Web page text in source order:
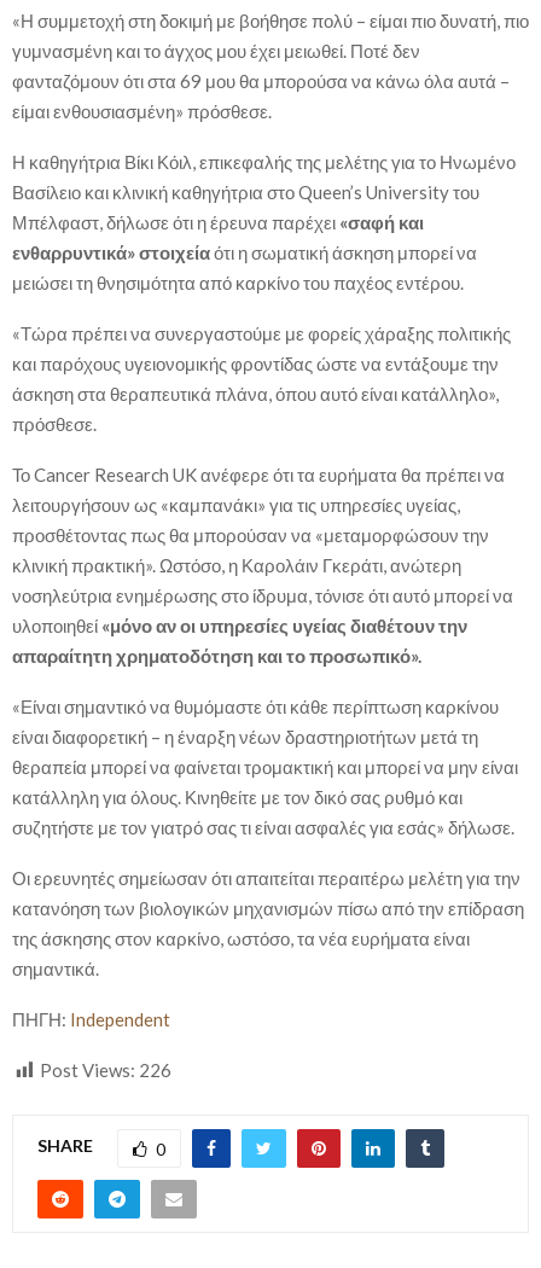
«Η συμμετοχή στη δοκιμή με βοήθησε πολύ – είμαι πιο δυνατή, πιο
γυμνασμένη και το άγχος μου έχει μειωθεί. Ποτέ δεν
φανταζόμουν ότι στα 69 μου θα μπορούσα να κάνω όλα αυτά –
είμαι ενθουσιασμένη» πρόσθεσε.
Η καθηγήτρια Βίκι Κόιλ, επικεφαλής της μελέτης για το Ηνωμένο
Βασίλειο και κλινική καθηγήτρια στο Queen’s University του
Μπέλφαστ, δήλωσε ότι η έρευνα παρέχει «σαφή και
ενθαρρυντικά» στοιχείαότι η σωματική άσκηση μπορεί να
μειώσει τη θνησιμότητα από καρκίνο του παχέος εντέρου.
«Τώρα πρέπει να συνεργαστούμε με φορείς χάραξης πολιτικής
και παρόχους υγειονομικής φροντίδας ώστε να εντάξουμε την
άσκηση στα θεραπευτικά πλάνα, όπου αυτό είναι κατάλληλο»,
πρόσθεσε.
Το Cancer Research UK ανέφερε ότι τα ευρήματα θα πρέπει να
λειτουργήσουν ως «καμπανάκι» για τις υπηρεσίες υγείας,
προσθέτοντας πως θα μπορούσαν να «μεταμορφώσουν την
κλινική πρακτική». Ωστόσο, η Καρολάιν Γκεράτι, ανώτερη
νοσηλεύτρια ενημέρωσης στο ίδρυμα, τόνισε ότι αυτό μπορεί να
υλοποιηθεί «μόνο αν οι υπηρεσίες υγείας διαθέτουν την
απαραίτητη χρηματοδότηση και το προσωπικό».
«Είναι σημαντικό να θυμόμαστε ότι κάθε περίπτωση καρκίνου
είναι διαφορετική – η έναρξη νέων δραστηριοτήτων μετά τη
θεραπεία μπορεί να φαίνεται τρομακτική και μπορεί να μην είναι
κατάλληλη για όλους. Κινηθείτε με τον δικό σας ρυθμό και
συζητήστε με τον γιατρό σας τι είναι ασφαλές για εσάς» δήλωσε.
Οι ερευνητές σημείωσαν ότι απαιτείται περαιτέρω μελέτη για την
κατανόηση των βιολογικών μηχανισμών πίσω από την επίδραση
της άσκησης στον καρκίνο, ωστόσο, τα νέα ευρήματα είναι
σημαντικά.
ΠΗΓΗ: Independent
Post Views: 226
SHARE 0